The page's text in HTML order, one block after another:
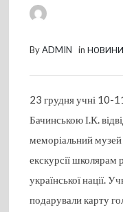
ByADMIN inНОВИНИ
23 грудня учні 10-
Бачинською І.К.
меморіальний музей
екскурсії школярам
української нації.
подарували карту